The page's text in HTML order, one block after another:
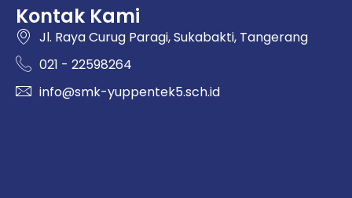
Kontak Kami
Jl. Raya Curug Paragi, Sukabakti, Tangerang
021 - 22598264
info@smk-yuppentek5.sch.id